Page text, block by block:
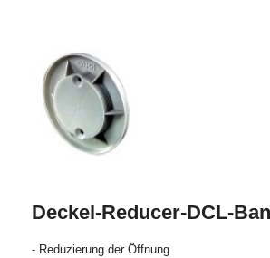
Deckel-Reducer-DCL-
- Reduzierung der Öffnung